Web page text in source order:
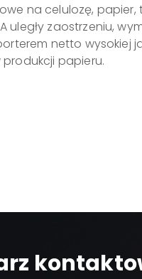
na celulozę,
uległy zaostrzeniu,
netto wysokiej
papieru.